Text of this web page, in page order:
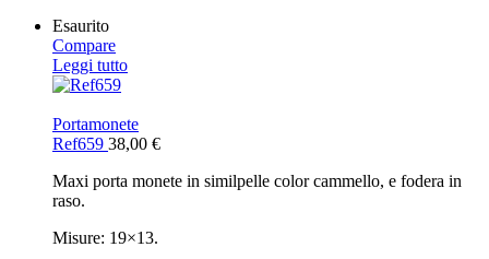
Esaurito
Compare
Leggi tutto
Portamonete
Ref659 38,00 €
Maxi porta monete in similpelle color cammello, e fodera in
raso.
Misure: 19×13.